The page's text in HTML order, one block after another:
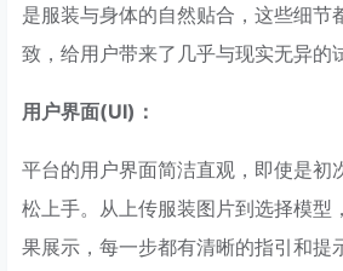
是服装与身体的自然贴合，这些细节
致，给用户带来了几乎与现实无异的
用户界面(UI)：
平台的用户界面简洁直观，即使是初
松上手。从上传服装图片到选择模型
果展示，每一步都有清晰的指引和提